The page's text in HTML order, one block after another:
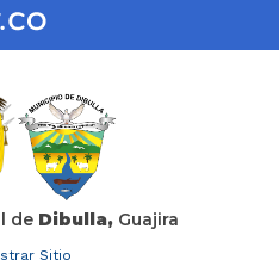
de Dibulla, Guajira
Sitio